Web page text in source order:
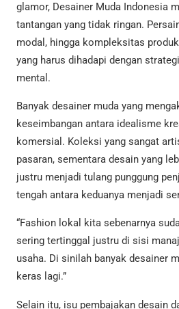
glamor, Desainer Muda Indonesia
tantangan yang tidak ringan.
modal, hingga kompleksitas
yang harus dihadapi dengan
mental.
Banyak desainer muda yang
keseimbangan antara idealisme
komersial. Koleksi yang sangat
pasaran, sementara desain yang
justru menjadi tulang punggung
tengah antara keduanya menjadi
“Fashion lokal kita sebenarnya
sering tertinggal justru di sisi
usaha. Di sinilah banyak desainer
keras lagi.”
Selain itu, isu pembajakan desain